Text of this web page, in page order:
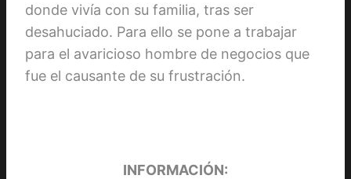
donde vivía con su familia, tras ser
desahuciado. Para ello se pone a trabajar
para el avaricioso hombre de negocios que
fue el causante de su frustración.
INFORMACIÓN: